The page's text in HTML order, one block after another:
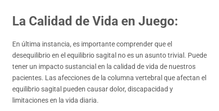
La Calidad de Vida en Juego:
En última instancia, es importante comprender que el
desequilibrio en el equilibrio sagital no es un asunto trivial. Puede
tener un impacto sustancial en la calidad de vida de nuestros
pacientes. Las afecciones de la columna vertebral que afectan el
equilibrio sagital pueden causar dolor, discapacidad y
limitaciones en la vida diaria.